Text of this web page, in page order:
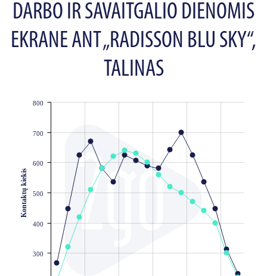
DARBO IR SAVAITGALIO DIENOMIS
EKRANE ANT „RADISSON BLU SKY“,
TALINAS
300
400
500
600
700
800
Kontaktų kiekis
JS chart by amCharts